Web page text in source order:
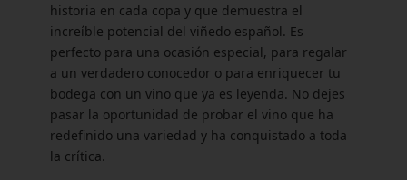
historia en cada copa y que demuestra el
increíble potencial del viñedo español. Es
perfecto para una ocasión especial, para regalar
a un verdadero conocedor o para enriquecer tu
bodega con un vino que ya es leyenda. No dejes
pasar la oportunidad de probar el vino que ha
redefinido una variedad y ha conquistado a toda
la crítica.